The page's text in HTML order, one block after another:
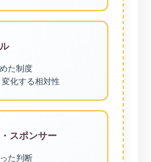
た制度
化する相対性
スポンサー
た判断